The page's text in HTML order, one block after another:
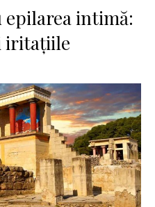
intimă:
iritațiile